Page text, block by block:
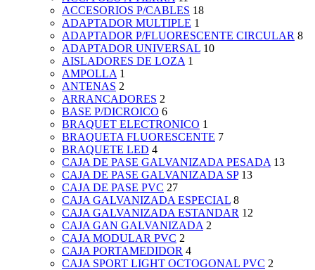
ACCESORIOS P/CABLES 18
ADAPTADOR MULTIPLE 1
ADAPTADOR P/FLUORESCENTE CIRCULAR 8
ADAPTADOR UNIVERSAL 10
AISLADORES DE LOZA 1
AMPOLLA 1
ANTENAS 2
ARRANCADORES 2
BASE P/DICROICO 6
BRAQUET ELECTRONICO 1
BRAQUETA FLUORESCENTE 7
BRAQUETE LED 4
CAJA DE PASE GALVANIZADA PESADA 13
CAJA DE PASE GALVANIZADA SP 13
CAJA DE PASE PVC 27
CAJA GALVANIZADA ESPECIAL 8
CAJA GALVANIZADA ESTANDAR 12
CAJA GAN GALVANIZADA 2
CAJA MODULAR PVC 2
CAJA PORTAMEDIDOR 4
CAJA SPORT LIGHT OCTOGONAL PVC 2